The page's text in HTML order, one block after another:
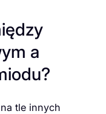
a
tle innych